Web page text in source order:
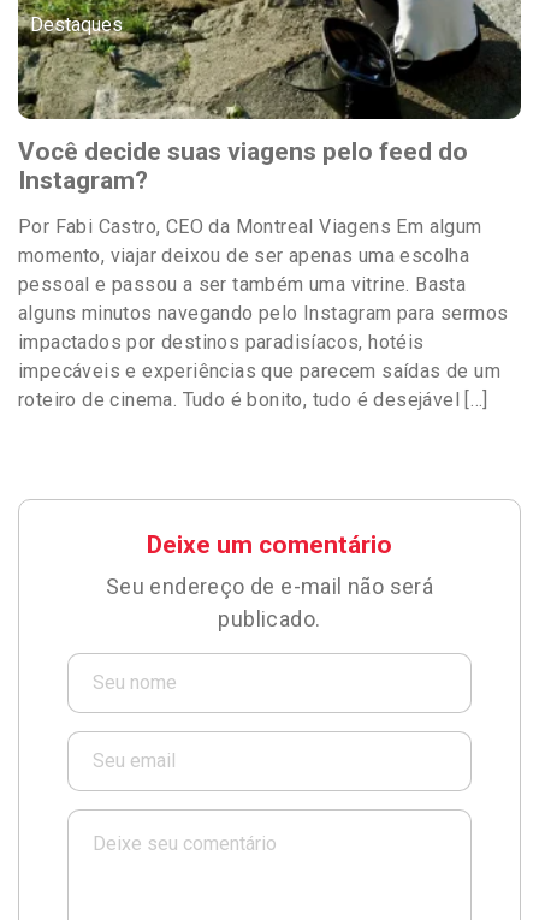
Destaques
Você decide suas viagens pelo feed do
Instagram?
Por Fabi Castro, CEO da Montreal Viagens Em algum
momento, viajar deixou de ser apenas uma escolha
pessoal e passou a ser também uma vitrine. Basta
alguns minutos navegando pelo Instagram para sermos
impactados por destinos paradisíacos, hotéis
impecáveis e experiências que parecem saídas de um
roteiro de cinema. Tudo é bonito, tudo é desejável […]
Deixe um comentário
Seu endereço de e-mail não será
publicado.